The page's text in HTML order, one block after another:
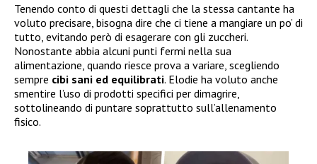
Tenendo conto di questi dettagli che la stessa cantante ha
voluto precisare, bisogna dire che ci tiene a mangiare un po’ di
tutto, evitando però di esagerare con gli zuccheri.
Nonostante abbia alcuni punti fermi nella sua
alimentazione, quando riesce prova a variare, scegliendo
sempre cibi sani ed equilibrati. Elodie ha voluto anche
smentire l’uso di prodotti specifici per dimagrire,
sottolineando di puntare soprattutto sull’allenamento
fisico.